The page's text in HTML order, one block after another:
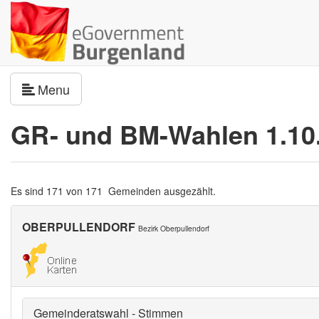
Menu
GR- und BM-Wahlen
Es sind 171 von 171 Gemeinden ausgezählt.
OBERPULLENDORF Bezirk Oberpullendorf
Gemeinderatswahl - Stimmen